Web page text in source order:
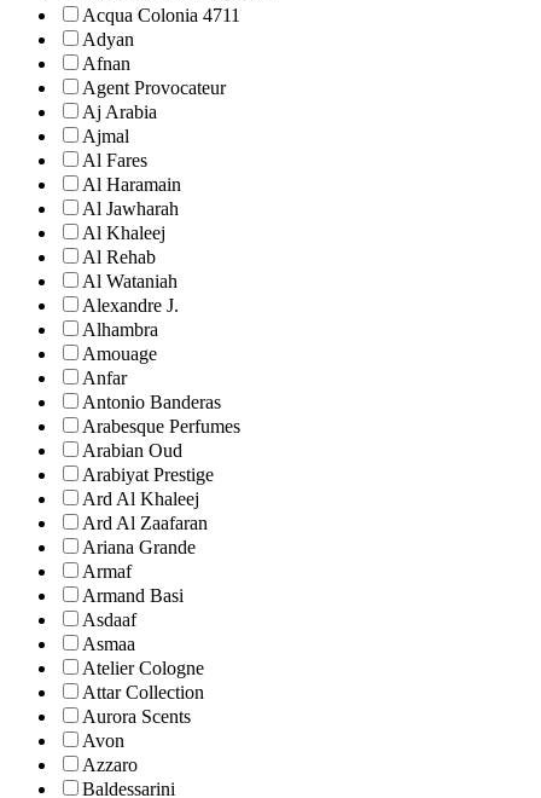
Acqua Colonia 4711
Adyan
Afnan
Agent Provocateur
Aj Arabia
Ajmal
Al Fares
Al Haramain
Al Jawharah
Al Khaleej
Al Rehab
Al Wataniah
Alexandre J.
Alhambra
Amouage
Anfar
Antonio Banderas
Arabesque Perfumes
Arabian Oud
Arabiyat Prestige
Ard Al Khaleej
Ard Al Zaafaran
Ariana Grande
Armaf
Armand Basi
Asdaaf
Asmaa
Atelier Cologne
Attar Collection
Aurora Scents
Avon
Azzaro
Baldessarini